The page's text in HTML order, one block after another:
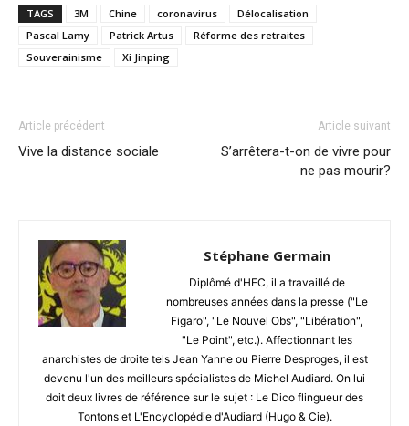
TAGS 3M Chine coronavirus
Délocalisation
Pascal Lamy
Patrick Artus
Réforme des retraites
Souverainisme
Xi Jinping
Article précédent
Vive la distance sociale
Article suivant
S’arrêtera-t-on de vivre pour
ne pas mourir?
Stéphane Germain
Diplômé d'HEC, il a travaillé de
nombreuses années dans la presse ("Le
Figaro", "Le Nouvel Obs", "Libération",
"Le Point", etc.). Affectionnant les
anarchistes de droite tels Jean Yanne ou Pierre Desproges, il est
devenu l'un des meilleurs spécialistes de Michel Audiard. On lui
doit deux livres de référence sur le sujet : Le Dico flingueur des
Tontons et L'Encyclopédie d'Audiard (Hugo & Cie).